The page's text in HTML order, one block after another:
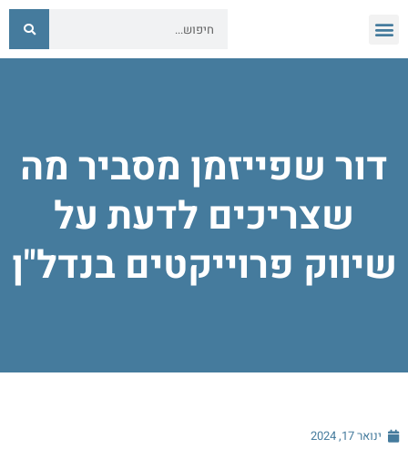
דור שפייזמן מסביר מה
שצריכים לדעת על
שיווק פרוייקטים בנדל"ן
ינואר 17, 2024